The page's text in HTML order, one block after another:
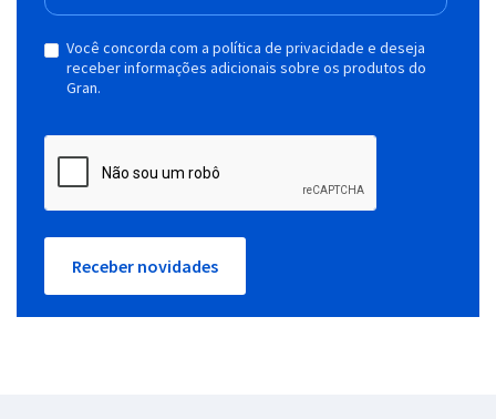
Você concorda com a política de privacidade e deseja
receber informações adicionais sobre os produtos do
Gran.
Receber novidades